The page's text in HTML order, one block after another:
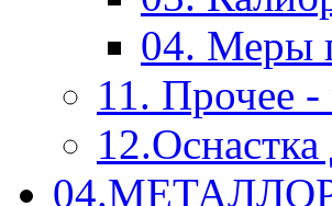
04. Меры
11. Прочее -